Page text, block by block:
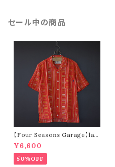
セール中の商品
【Four Seasons Garage】lad
der stripe open collar s/s s
hirt (orange)
¥6,600
50%OFF